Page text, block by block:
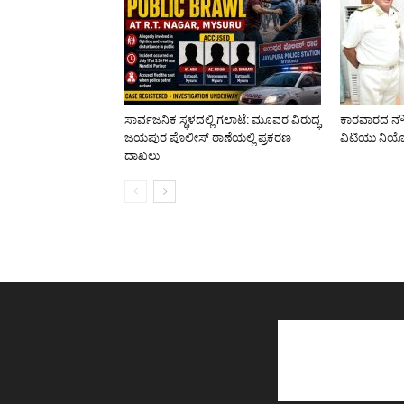
ಸಾರ್ವಜನಿಕ ಸ್ಥಳದಲ್ಲಿ ಗಲಾಟೆ: ಮೂವರ ವಿರುದ್ಧ
ಜಯಪುರ ಪೊಲೀಸ್ ಠಾಣೆಯಲ್ಲಿ ಪ್ರಕರಣ
ದಾಖಲು
ಕಾರವಾರದ
ವಿಟಿಯು